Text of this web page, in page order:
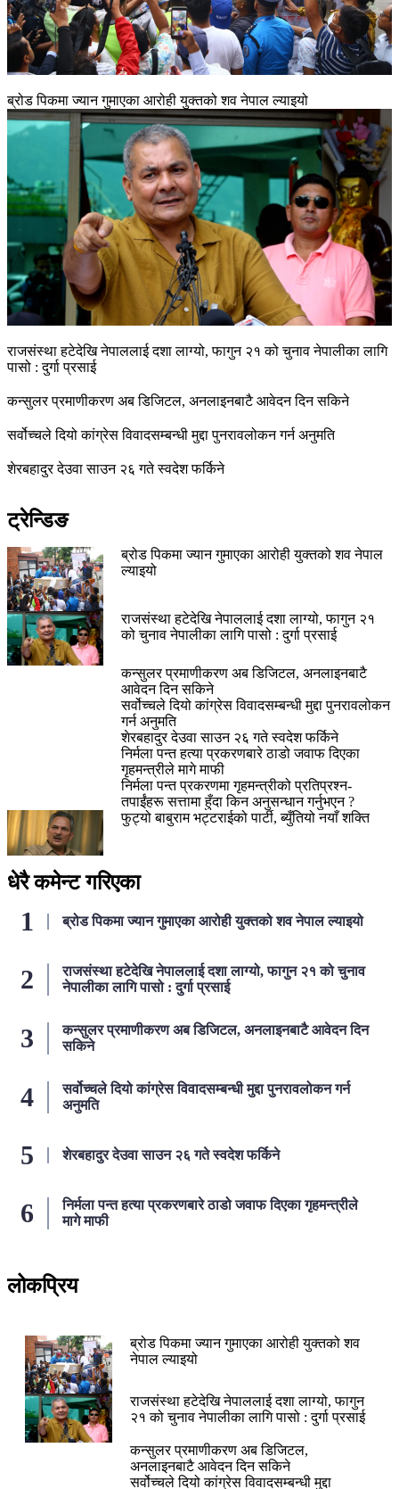
ब्रोड पिकमा ज्यान गुमाएका आरोही युक्तको शव नेपाल ल्याइयो
राजसंस्था हटेदेखि नेपाललाई दशा लाग्यो, फागुन २१ को चुनाव नेपालीका लागि
पासो : दुर्गा प्रसाई
कन्सुलर प्रमाणीकरण अब डिजिटल, अनलाइनबाटै आवेदन दिन सकिने
सर्वोच्चले दियो कांग्रेस विवादसम्बन्धी मुद्दा पुनरावलोकन गर्न अनुमति
शेरबहादुर देउवा साउन २६ गते स्वदेश फर्किने
ट्रेन्डिङ
ब्रोड पिकमा ज्यान गुमाएका आरोही युक्तको शव नेपाल
ल्याइयो
राजसंस्था हटेदेखि नेपाललाई दशा लाग्यो, फागुन २१
को चुनाव नेपालीका लागि पासो : दुर्गा प्रसाई
कन्सुलर प्रमाणीकरण अब डिजिटल, अनलाइनबाटै
आवेदन दिन सकिने
सर्वोच्चले दियो कांग्रेस विवादसम्बन्धी मुद्दा पुनरावलोकन
गर्न अनुमति
शेरबहादुर देउवा साउन २६ गते स्वदेश फर्किने
निर्मला पन्त हत्या प्रकरणबारे ठाडो जवाफ दिएका
गृहमन्त्रीले मागे माफी
निर्मला पन्त प्रकरणमा गृहमन्त्रीको प्रतिप्रश्न-
तपाईंहरू सत्तामा हुँदा किन अनुसन्धान गर्नुभएन ?
फुट्यो बाबुराम भट्टराईको पार्टी, ब्युँतियो नयाँ शक्ति
धेरै कमेन्ट गरिएका
ब्रोड पिकमा ज्यान गुमाएका आरोही युक्तको शव नेपाल ल्याइयो
राजसंस्था हटेदेखि नेपाललाई दशा लाग्यो, फागुन २१ को चुनाव
नेपालीका लागि पासो : दुर्गा प्रसाई
कन्सुलर प्रमाणीकरण अब डिजिटल, अनलाइनबाटै आवेदन दिन
सकिने
सर्वोच्चले दियो कांग्रेस विवादसम्बन्धी मुद्दा पुनरावलोकन गर्न
अनुमति
शेरबहादुर देउवा साउन २६ गते स्वदेश फर्किने
निर्मला पन्त हत्या प्रकरणबारे ठाडो जवाफ दिएका गृहमन्त्रीले
मागे माफी
लोकप्रिय
ब्रोड पिकमा ज्यान गुमाएका आरोही युक्तको शव
नेपाल ल्याइयो
राजसंस्था हटेदेखि नेपाललाई दशा लाग्यो, फागुन
२१ को चुनाव नेपालीका लागि पासो : दुर्गा प्रसाई
कन्सुलर प्रमाणीकरण अब डिजिटल,
अनलाइनबाटै आवेदन दिन सकिने
सर्वोच्चले दियो कांग्रेस विवादसम्बन्धी मुद्दा